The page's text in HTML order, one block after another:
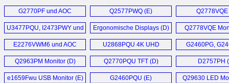
G2460VQ6 mit
Augenschutz (D)
Q3277PQU
G2770PF und AOC
G2460PF Gaming
Monitor (D)
Q2577PWQ (E) Q2778VQE
U3477PQU, I2473PWY und
E1759FWU (D)
Ergonomische Displays (D) Q2778VQE
E2276VWM6 und AOC
E2476VWM6 Monitor (D)
U2868PQU 4K UHD
Monitor (E)
G2460PG,
G2770PQU und
Gaming
Q2963PM Monitor (D) Q2770PQU TFT (D) D2757PH
e1659Fwu USB Monitor (E) G2460PQU (E) Q29630 LED